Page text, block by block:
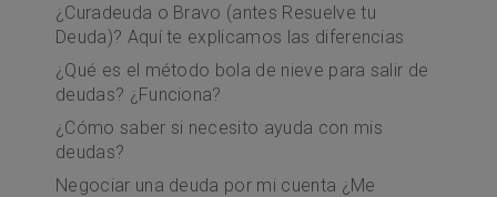
¿Curadeuda o Bravo (antes Resuelve tu
Deuda)? Aquí te explicamos las diferencias
¿Qué es el método bola de nieve para salir de
deudas? ¿Funciona?
¿Cómo saber si necesito ayuda con mis
deudas?
Negociar una deuda por mi cuenta ¿Me